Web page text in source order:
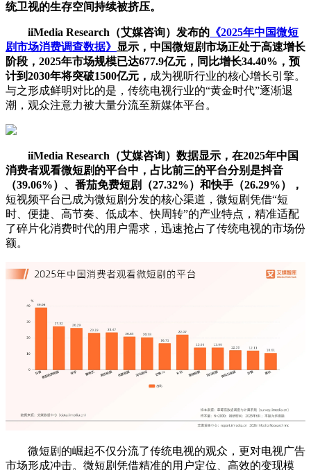
统卫视的生存空间持续被挤压。
iiMedia Research（艾媒咨询）发布的 《2025年中国微短
剧市场消费调查数据》 显示，中国微短剧市场正处于高速增长
阶段，2025年市场规模已达677.9亿元，同比增长34.40%，预
计到2030年将突破1500亿元， 成为视听行业的核心增长引擎。
与之形成鲜明对比的是，传统电视行业的“黄金时代”逐渐退
潮，观众注意力被大量分流至新媒体平台。
iiMedia Research（艾媒咨询）数据显示，在2025年中国
消费者观看微短剧的平台中，占比前三的平台分别是抖音
（39.06%）、番茄免费短剧（27.32%）和快手（26.29%），
短视频平台已成为微短剧分发的核心渠道，微短剧凭借“短
时、便捷、高节奏、低成本、快周转”的产业特点，精准适配
了碎片化消费时代的用户需求，迅速抢占了传统电视的市场份
额。
微短剧的崛起不仅分流了传统电视的观众，更对电视广告
市场形成冲击。微短剧凭借精准的用户定位、高效的变现模